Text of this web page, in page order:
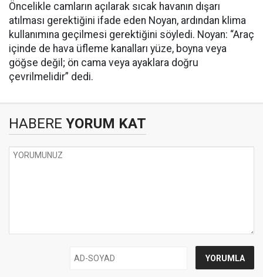
Öncelikle camların açılarak sıcak havanın dışarı
atılması gerektiğini ifade eden Noyan, ardından klima
kullanımına geçilmesi gerektiğini söyledi. Noyan: “Araç
içinde de hava üfleme kanalları yüze, boyna veya
göğse değil; ön cama veya ayaklara doğru
çevrilmelidir” dedi.
HABERE YORUM KAT